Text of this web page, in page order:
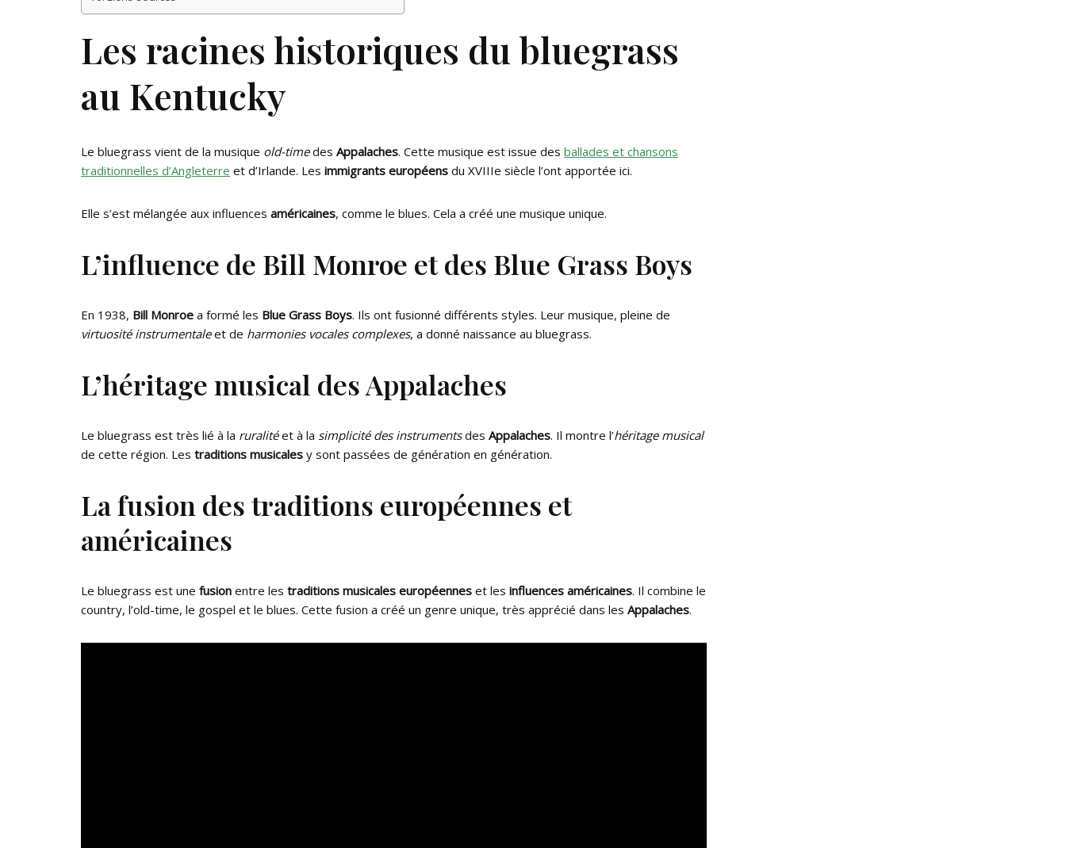
Les racines historiques du bluegrass
au Kentucky
Le bluegrass vient de la musique old-timedes Appalaches. Cette musique est issue des ballades et chansons
traditionnelles d’Angleterre et d’Irlande. Les immigrants européens du XVIIIe siècle l’ont apportée ici.
Elle s’est mélangée aux influences américaines, comme le blues. Cela a créé une musique unique.
L’influence de Bill Monroe et des Blue Grass Boys
En 1938, Bill Monroe a formé les Blue Grass Boys. Ils ont fusionné différents styles. Leur musique, pleine de
virtuosité instrumentaleet de harmonies vocales complexes, a donné naissance au bluegrass.
L’héritage musical des Appalaches
Le bluegrass est très lié à la ruralitéet à la simplicité des instrumentsdes Appalaches. Il montre l’héritage musical
de cette région. Les traditions musicales y sont passées de génération en génération.
La fusion des traditions européennes et
américaines
Le bluegrass est une fusion entre les traditions musicales européennes et les influences américaines. Il combine le
country, l’old-time, le gospel et le blues. Cette fusion a créé un genre unique, très apprécié dans les Appalaches.